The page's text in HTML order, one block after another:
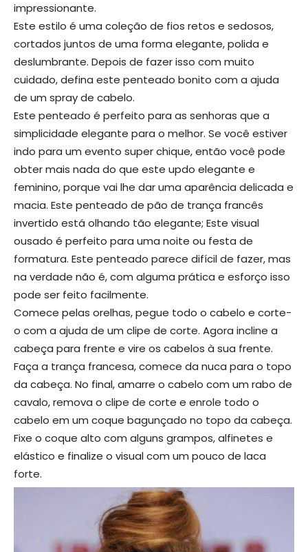
impressionante.
Este estilo é uma coleção de fios retos e sedosos,
cortados juntos de uma forma elegante, polida e
deslumbrante. Depois de fazer isso com muito
cuidado, defina este penteado bonito com a ajuda
de um spray de cabelo.
Este penteado é perfeito para as senhoras que a
simplicidade elegante para o melhor. Se você estiver
indo para um evento super chique, então você pode
obter mais nada do que este updo elegante e
feminino, porque vai lhe dar uma aparência delicada e
macia. Este penteado de pão de trança francês
invertido está olhando tão elegante; Este visual
ousado é perfeito para uma noite ou festa de
formatura. Este penteado parece difícil de fazer, mas
na verdade não é, com alguma prática e esforço isso
pode ser feito facilmente.
Comece pelas orelhas, pegue todo o cabelo e corte-
o com a ajuda de um clipe de corte. Agora incline a
cabeça para frente e vire os cabelos à sua frente.
Faça a trança francesa, comece da nuca para o topo
da cabeça. No final, amarre o cabelo com um rabo de
cavalo, remova o clipe de corte e enrole todo o
cabelo em um coque bagunçado no topo da cabeça.
Fixe o coque alto com alguns grampos, alfinetes e
elástico e finalize o visual com um pouco de laca
forte.